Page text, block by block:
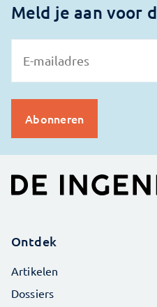
Meld je aan voor
Ontdek
Artikelen
Dossiers